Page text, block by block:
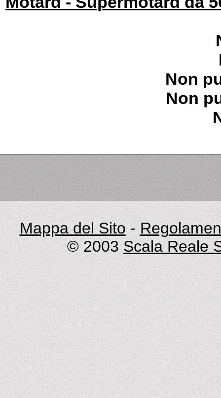
Non
Non
Mappa del Sito -
© 2003 Scala Reale